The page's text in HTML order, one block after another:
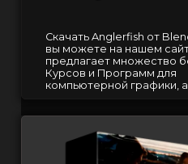
Скачать Anglerfish от
вы можете на нашем
предлагает множество
Курсов и Программ для
компьютерной графики,